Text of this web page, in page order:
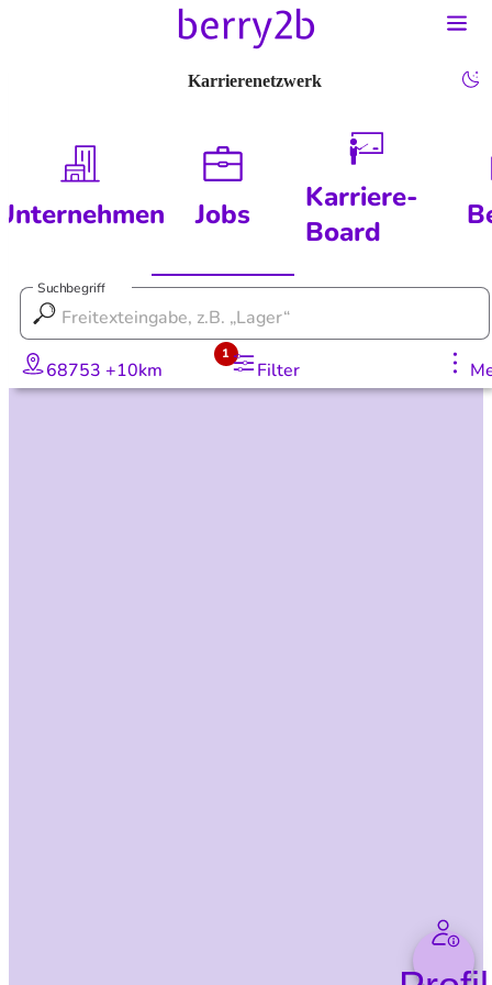
Karrierenetzwerk
Jobs
Karriere-
Board
Suchbegriff
68753 +10km Filter
1